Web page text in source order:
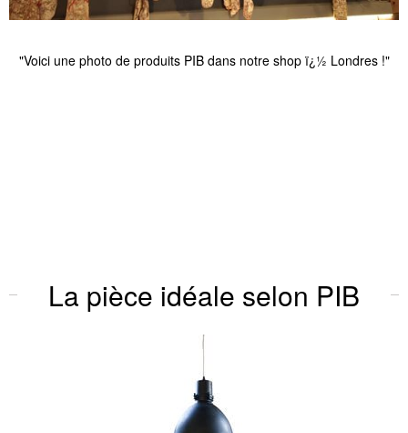
"Voici une photo de produits PIB dans notre shop ï¿½ Londres !"
La pièce idéale selon PIB